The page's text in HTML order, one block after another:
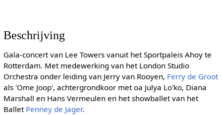
Beschrijving
Gala-concert van Lee Towers vanuit het Sportpaleis Ahoy te
Rotterdam. Met medewerking van het London Studio
Orchestra onder leiding van Jerry van Rooyen, Ferry de Groot
als 'Ome Joop', achtergrondkoor met oa Julya Lo'ko, Diana
Marshall en Hans Vermeulen en het showballet van het
Ballet Penney de Jager.